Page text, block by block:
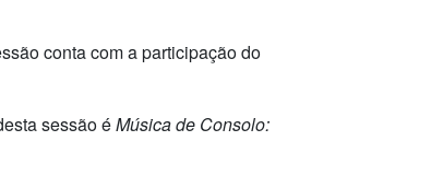
conta com a participação do
sessão éMúsica de Consolo: